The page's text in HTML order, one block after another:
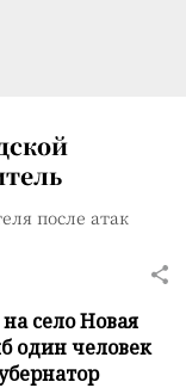
после атак
село Новая
один человек